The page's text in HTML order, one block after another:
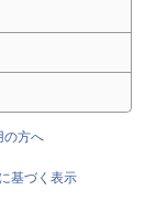
の方へ
基づく表示